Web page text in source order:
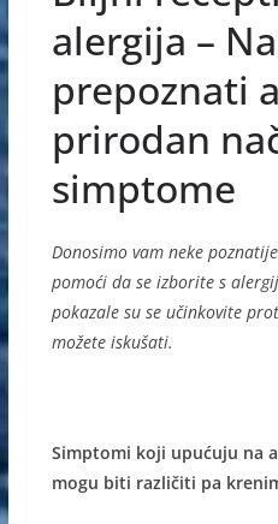
e
b
o
o
k
e
n
g
er
s
A
p
p
alergija –
prepoznati
prirodan
simptome
Donosimo vam neke
pomoći da se izborite s
pokazale su se učinkovite
možete iskušati.
Simptomi koji upućuju na
mogu biti različiti pa